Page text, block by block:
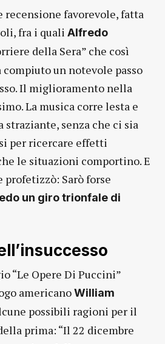
recensione favorevole, fatta
fra i quali Alfredo
della Sera” che così
compiuto un notevole passo
Il miglioramento nella
La musica corre lesta e
straziante, senza che ci sia
per ricercare effetti
le situazioni comportino. E
Sarò forse
un giro trionfale di
“Le Opere Di Puccini”
americanoWilliam
possibili ragioni per il
prima: “Il 22 dicembre